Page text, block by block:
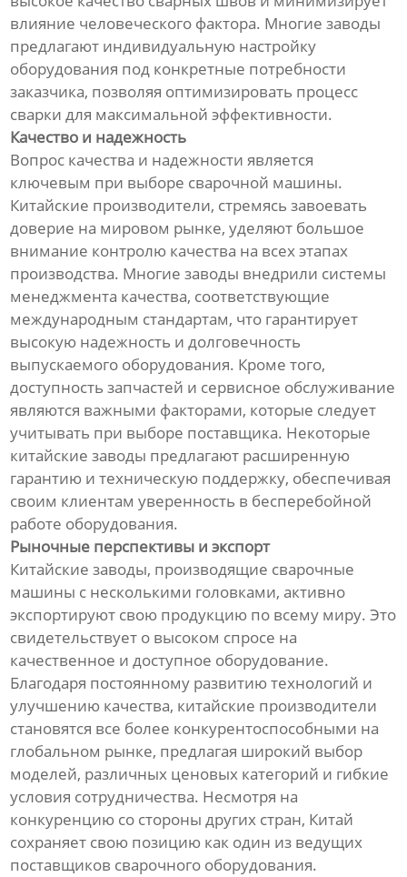
влияние человеческого фактора. Многие заводы
предлагают индивидуальную настройку
оборудования под конкретные потребности
заказчика, позволяя оптимизировать процесс
сварки для максимальной эффективности.
Качество и надежность
Вопрос качества и надежности является
ключевым при выборе сварочной машины.
Китайские производители, стремясь завоевать
доверие на мировом рынке, уделяют большое
внимание контролю качества на всех этапах
производства. Многие заводы внедрили системы
менеджмента качества, соответствующие
международным стандартам, что гарантирует
высокую надежность и долговечность
выпускаемого оборудования. Кроме того,
доступность запчастей и сервисное обслуживание
являются важными факторами, которые следует
учитывать при выборе поставщика. Некоторые
китайские заводы предлагают расширенную
гарантию и техническую поддержку, обеспечивая
своим клиентам уверенность в бесперебойной
работе оборудования.
Рыночные перспективы и экспорт
Китайские заводы, производящие сварочные
машины с несколькими головками, активно
экспортируют свою продукцию по всему миру. Это
свидетельствует о высоком спросе на
качественное и доступное оборудование.
Благодаря постоянному развитию технологий и
улучшению качества, китайские производители
становятся все более конкурентоспособными на
глобальном рынке, предлагая широкий выбор
моделей, различных ценовых категорий и гибкие
условия сотрудничества. Несмотря на
конкуренцию со стороны других стран, Китай
сохраняет свою позицию как один из ведущих
поставщиков сварочного оборудования.